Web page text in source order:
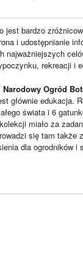
jest bardzo
i udostępnianie
najważniejszych
rekreacji i
Narodowy Ogród
głównie edukacja.
świata i 6
miało za
się tam także
dla ogrodników i